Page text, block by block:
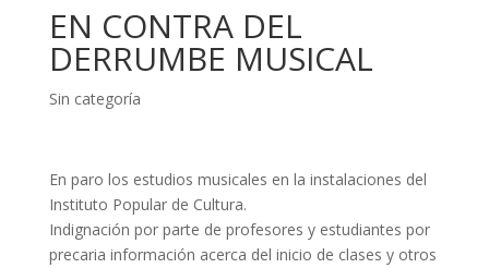
EN CONTRA DEL
DERRUMBE MUSICAL
Sin categoría
En paro los estudios musicales en la instalaciones del
Instituto Popular de Cultura.
Indignación por parte de profesores y estudiantes por
precaria información acerca del inicio de clases y otros